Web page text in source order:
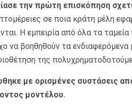
την πρώτη επισκόπηση
σε ποια κράτη μέλη
Η εμπειρία από όλα τα
να βοηθηθούν τα
της
με ορισμένες συστάσεις
μοντέλου.